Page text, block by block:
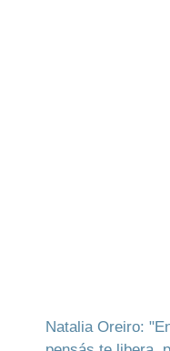
Natalia Oreiro: